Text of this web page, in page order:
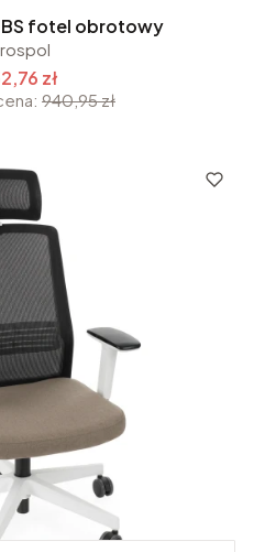
fotel obrotowy
zł
940,95 zł